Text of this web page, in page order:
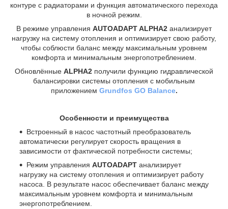
контуре с радиаторами и функция автоматического перехода
в ночной режим.
В режиме управления AUTOADAPT ALPHA2 анализирует
нагрузку на систему отопления и оптимизирует свою работу,
чтобы соблюсти баланс между максимальным уровнем
комфорта и минимальным энергопотреблением.
Обновлённые ALPHA2 получили функцию гидравлической
балансировки системы отопления с мобильным
приложением Grundfos GO Balance.
Особенности и преимущества
Встроенный в насос частотный преобразователь
автоматически регулирует скорость вращения в
зависимости от фактической потребности системы;
Режим управления AUTOADAPT анализирует
нагрузку на систему отопления и оптимизирует работу
насоса. В результате насос обеспечивает баланс между
максимальным уровнем комфорта и минимальным
энергопотреблением.